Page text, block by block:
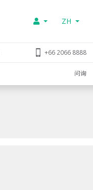
ZH
+66 2066 8888
问询